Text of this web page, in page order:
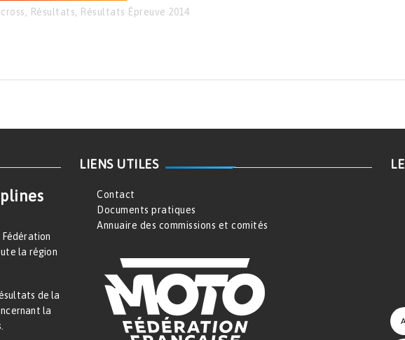
, Résultats, Résultats Épreuve 2014
la région
de la
la
LIENS UTILES
Contact
Documents pratiques
Annuaire des commissions et comités